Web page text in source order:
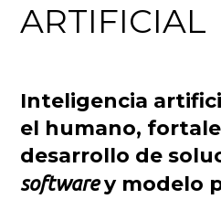
ARTIFICIAL
Inteligencia
el humano,
desarrollo de
softwarey modelo